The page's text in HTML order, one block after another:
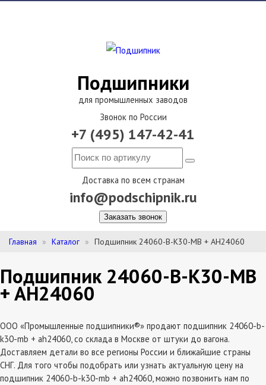
Подшипники
для промышленных заводов
Звонок по России
+7 (495) 147-42-41
Доставка по всем странам
info@podschipnik.ru
Заказать звонок
Главная Каталог Подшипник 24060-B-K30-MB + AH24060
Подшипник 24060-B-K30-MB
+ AH24060
ООО «Промышленные подшипники®» продают подшипник 24060-b-
k30-mb + ah24060, со склада в Москве от штуки до вагона.
Доставляем детали во все регионы России и ближайшие страны
СНГ. Для того чтобы подобрать или узнать актуальную цену на
подшипник 24060-b-k30-mb + ah24060, можно позвонить нам по